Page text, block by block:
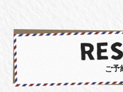
ご予